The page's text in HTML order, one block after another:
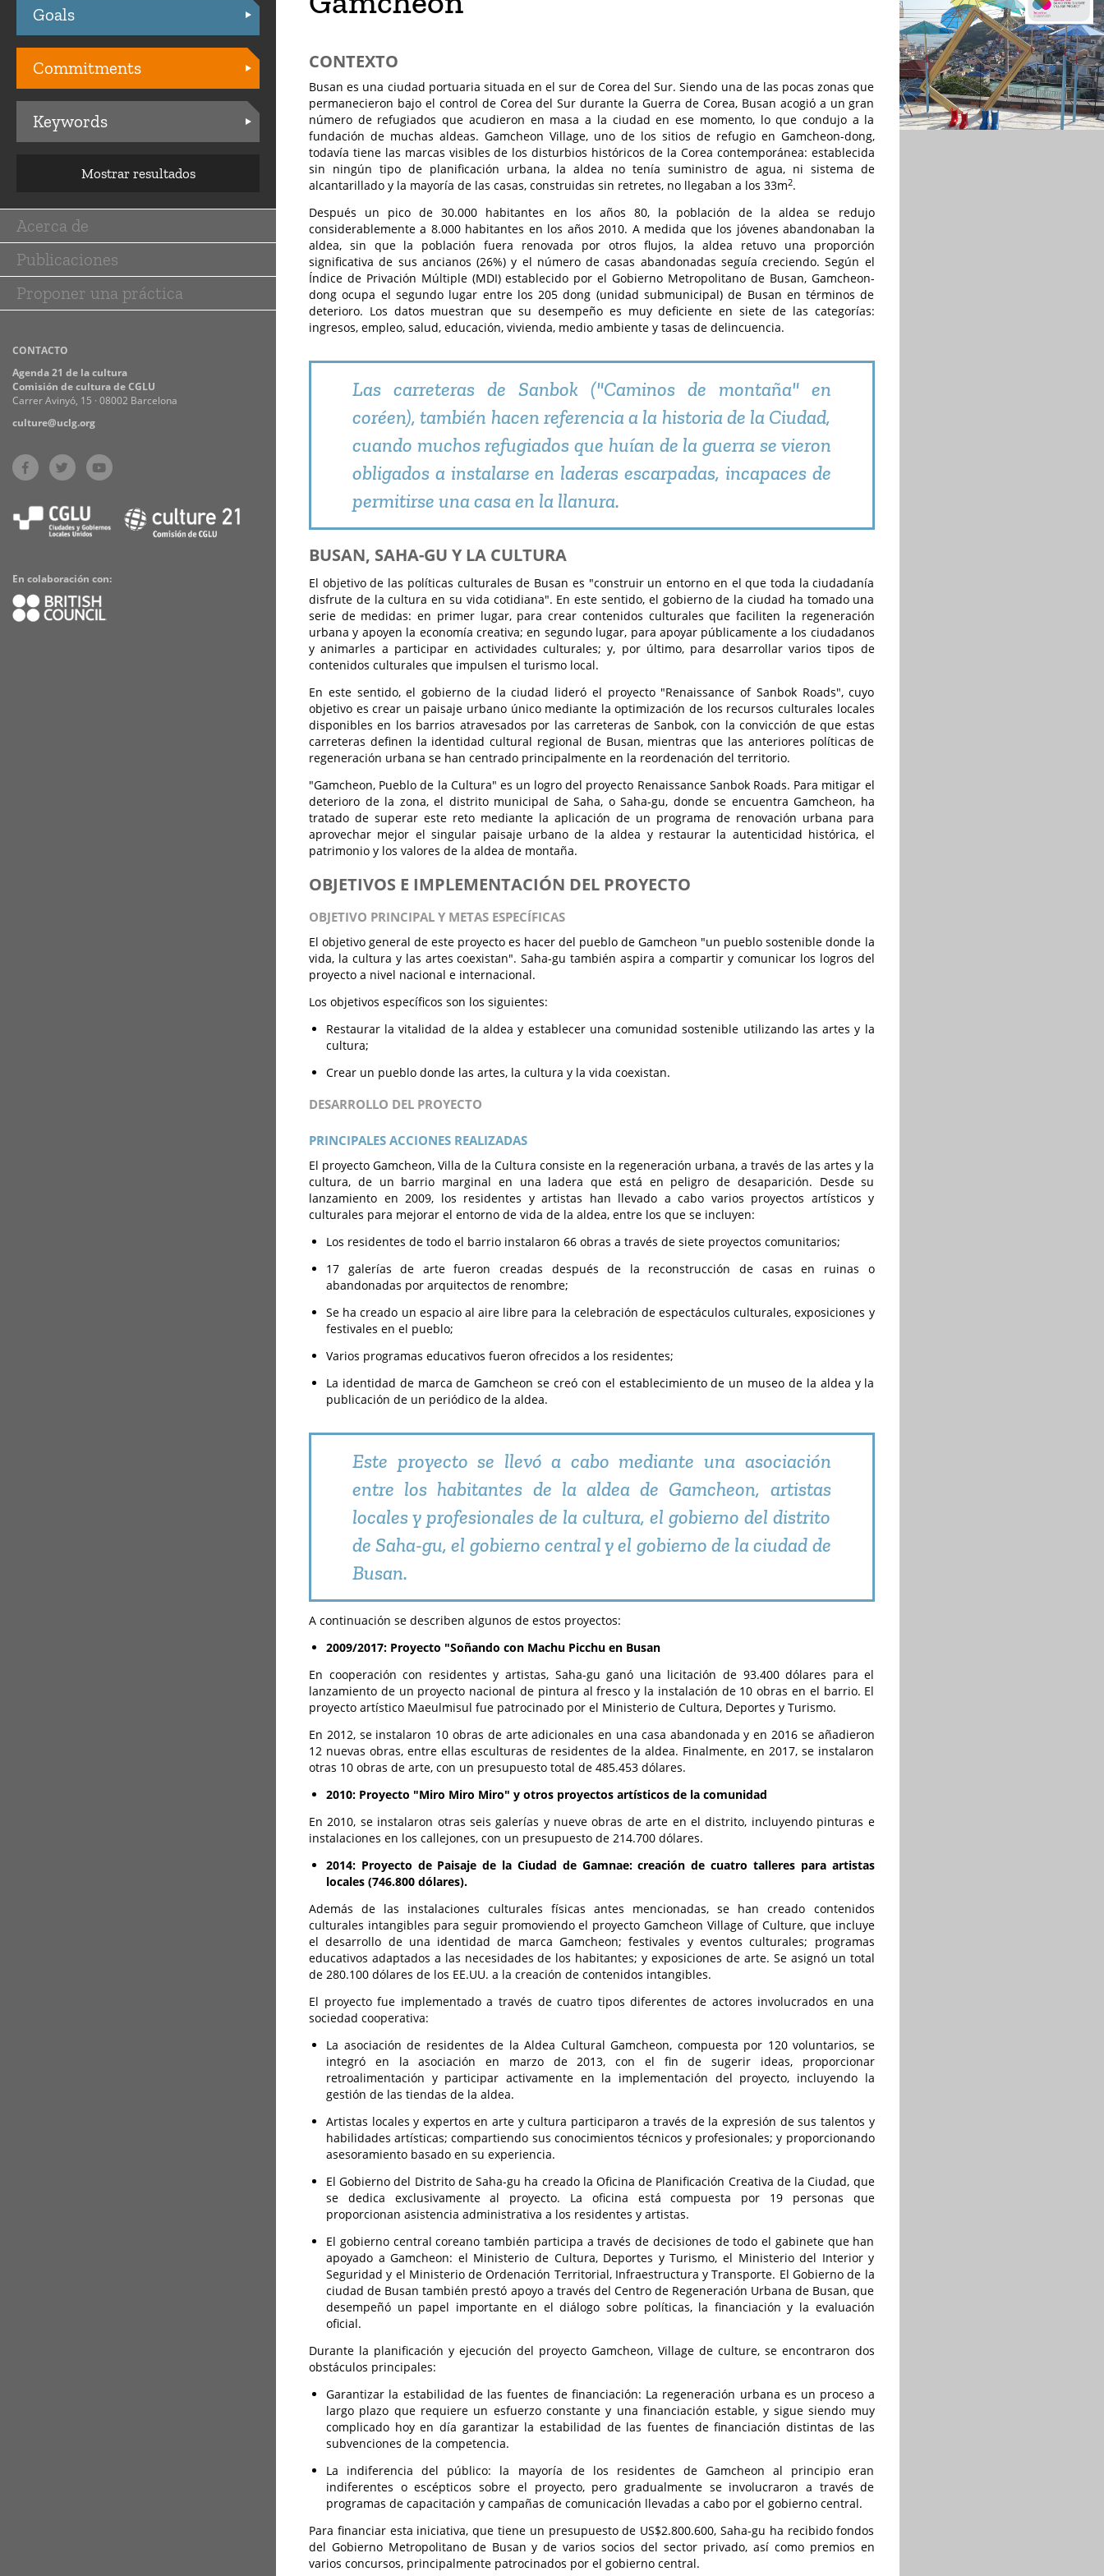
Practices
Goals
Commitments
Keywords
Mostrar resultados
Main
navigation
Acerca de
Publicaciones
Proponer una práctica
CONTACTO
Agenda 21 de la cultura
Comisión de cultura de CGLU
Carrer Avinyó, 15 · 08002 Barcelona
culture@uclg.org
En colaboración con:
CONTEXTO
Busan es una ciudad portuaria situada en el sur de Corea del Sur. Siendo una de las pocas zonas que
permanecieron bajo el control de Corea del Sur durante la Guerra de Corea, Busan acogió a un gran
número de refugiados que acudieron en masa a la ciudad en ese momento, lo que condujo a la
fundación de muchas aldeas. Gamcheon Village, uno de los sitios de refugio en Gamcheon-dong,
todavía tiene las marcas visibles de los disturbios históricos de la Corea contemporánea: establecida
sin ningún tipo de planificación urbana, la aldea no tenía suministro de agua, ni sistema de
alcantarillado y la mayoría de las casas, construidas sin retretes, no llegaban a los 33m2.
Después un pico de 30.000 habitantes en los años 80, la población de la aldea se redujo
considerablemente a 8.000 habitantes en los años 2010. A medida que los jóvenes abandonaban la
aldea, sin que la población fuera renovada por otros flujos, la aldea retuvo una proporción
significativa de sus ancianos (26%) y el número de casas abandonadas seguía creciendo. Según el
Índice de Privación Múltiple (MDI) establecido por el Gobierno Metropolitano de Busan, Gamcheon-
dong ocupa el segundo lugar entre los 205 dong (unidad submunicipal) de Busan en términos de
deterioro. Los datos muestran que su desempeño es muy deficiente en siete de las categorías:
ingresos, empleo, salud, educación, vivienda, medio ambiente y tasas de delincuencia.
Las carreteras de Sanbok ("Caminos de montaña" en
coréen), también hacen referencia a la historia de la Ciudad,
cuando muchos refugiados que huían de la guerra se vieron
obligados a instalarse en laderas escarpadas, incapaces de
permitirse una casa en la llanura.
BUSAN, SAHA-GU Y LA CULTURA
El objetivo de las políticas culturales de Busan es "construir un entorno en el que toda la ciudadanía
disfrute de la cultura en su vida cotidiana". En este sentido, el gobierno de la ciudad ha tomado una
serie de medidas: en primer lugar, para crear contenidos culturales que faciliten la regeneración
urbana y apoyen la economía creativa; en segundo lugar, para apoyar públicamente a los ciudadanos
y animarles a participar en actividades culturales; y, por último, para desarrollar varios tipos de
contenidos culturales que impulsen el turismo local.
En este sentido, el gobierno de la ciudad lideró el proyecto "Renaissance of Sanbok Roads", cuyo
objetivo es crear un paisaje urbano único mediante la optimización de los recursos culturales locales
disponibles en los barrios atravesados por las carreteras de Sanbok, con la convicción de que estas
carreteras definen la identidad cultural regional de Busan, mientras que las anteriores políticas de
regeneración urbana se han centrado principalmente en la reordenación del territorio.
"Gamcheon, Pueblo de la Cultura" es un logro del proyecto Renaissance Sanbok Roads. Para mitigar el
deterioro de la zona, el distrito municipal de Saha, o Saha-gu, donde se encuentra Gamcheon, ha
tratado de superar este reto mediante la aplicación de un programa de renovación urbana para
aprovechar mejor el singular paisaje urbano de la aldea y restaurar la autenticidad histórica, el
patrimonio y los valores de la aldea de montaña.
OBJETIVOS E IMPLEMENTACIÓN DEL PROYECTO
OBJETIVO PRINCIPAL Y METAS ESPECÍFICAS
El objetivo general de este proyecto es hacer del pueblo de Gamcheon "un pueblo sostenible donde la
vida, la cultura y las artes coexistan". Saha-gu también aspira a compartir y comunicar los logros del
proyecto a nivel nacional e internacional.
Los objetivos específicos son los siguientes:
Restaurar la vitalidad de la aldea y establecer una comunidad sostenible utilizando las artes y la
cultura;
Crear un pueblo donde las artes, la cultura y la vida coexistan.
DESARROLLO DEL PROYECTO
PRINCIPALES ACCIONES REALIZADAS
El proyecto Gamcheon, Villa de la Cultura consiste en la regeneración urbana, a través de las artes y la
cultura, de un barrio marginal en una ladera que está en peligro de desaparición. Desde su
lanzamiento en 2009, los residentes y artistas han llevado a cabo varios proyectos artísticos y
culturales para mejorar el entorno de vida de la aldea, entre los que se incluyen:
Los residentes de todo el barrio instalaron 66 obras a través de siete proyectos comunitarios;
17 galerías de arte fueron creadas después de la reconstrucción de casas en ruinas o
abandonadas por arquitectos de renombre;
Se ha creado un espacio al aire libre para la celebración de espectáculos culturales, exposiciones y
festivales en el pueblo;
Varios programas educativos fueron ofrecidos a los residentes;
La identidad de marca de Gamcheon se creó con el establecimiento de un museo de la aldea y la
publicación de un periódico de la aldea.
Este proyecto se llevó a cabo mediante una asociación
entre los habitantes de la aldea de Gamcheon, artistas
locales y profesionales de la cultura, el gobierno del distrito
de Saha-gu, el gobierno central y el gobierno de la ciudad de
Busan.
A continuación se describen algunos de estos proyectos:
2009/2017: Proyecto "Soñando con Machu Picchu en Busan
En cooperación con residentes y artistas, Saha-gu ganó una licitación de 93.400 dólares para el
lanzamiento de un proyecto nacional de pintura al fresco y la instalación de 10 obras en el barrio. El
proyecto artístico Maeulmisul fue patrocinado por el Ministerio de Cultura, Deportes y Turismo.
En 2012, se instalaron 10 obras de arte adicionales en una casa abandonada y en 2016 se añadieron
12 nuevas obras, entre ellas esculturas de residentes de la aldea. Finalmente, en 2017, se instalaron
otras 10 obras de arte, con un presupuesto total de 485.453 dólares.
2010: Proyecto "Miro Miro Miro" y otros proyectos artísticos de la comunidad
En 2010, se instalaron otras seis galerías y nueve obras de arte en el distrito, incluyendo pinturas e
instalaciones en los callejones, con un presupuesto de 214.700 dólares.
2014: Proyecto de Paisaje de la Ciudad de Gamnae: creación de cuatro talleres para artistas
locales (746.800 dólares).
Además de las instalaciones culturales físicas antes mencionadas, se han creado contenidos
culturales intangibles para seguir promoviendo el proyecto Gamcheon Village of Culture, que incluye
el desarrollo de una identidad de marca Gamcheon; festivales y eventos culturales; programas
educativos adaptados a las necesidades de los habitantes; y exposiciones de arte. Se asignó un total
de 280.100 dólares de los EE.UU. a la creación de contenidos intangibles.
El proyecto fue implementado a través de cuatro tipos diferentes de actores involucrados en una
sociedad cooperativa:
La asociación de residentes de la Aldea Cultural Gamcheon, compuesta por 120 voluntarios, se
integró en la asociación en marzo de 2013, con el fin de sugerir ideas, proporcionar
retroalimentación y participar activamente en la implementación del proyecto, incluyendo la
gestión de las tiendas de la aldea.
Artistas locales y expertos en arte y cultura participaron a través de la expresión de sus talentos y
habilidades artísticas; compartiendo sus conocimientos técnicos y profesionales; y proporcionando
asesoramiento basado en su experiencia.
El Gobierno del Distrito de Saha-gu ha creado la Oficina de Planificación Creativa de la Ciudad, que
se dedica exclusivamente al proyecto. La oficina está compuesta por 19 personas que
proporcionan asistencia administrativa a los residentes y artistas.
El gobierno central coreano también participa a través de decisiones de todo el gabinete que han
apoyado a Gamcheon: el Ministerio de Cultura, Deportes y Turismo, el Ministerio del Interior y
Seguridad y el Ministerio de Ordenación Territorial, Infraestructura y Transporte. El Gobierno de la
ciudad de Busan también prestó apoyo a través del Centro de Regeneración Urbana de Busan, que
desempeñó un papel importante en el diálogo sobre políticas, la financiación y la evaluación
oficial.
Durante la planificación y ejecución del proyecto Gamcheon, Village de culture, se encontraron dos
obstáculos principales:
Garantizar la estabilidad de las fuentes de financiación: La regeneración urbana es un proceso a
largo plazo que requiere un esfuerzo constante y una financiación estable, y sigue siendo muy
complicado hoy en día garantizar la estabilidad de las fuentes de financiación distintas de las
subvenciones de la competencia.
La indiferencia del público: la mayoría de los residentes de Gamcheon al principio eran
indiferentes o escépticos sobre el proyecto, pero gradualmente se involucraron a través de
programas de capacitación y campañas de comunicación llevadas a cabo por el gobierno central.
Para financiar esta iniciativa, que tiene un presupuesto de US$2.800.600, Saha-gu ha recibido fondos
del Gobierno Metropolitano de Busan y de varios socios del sector privado, así como premios en
varios concursos, principalmente patrocinados por el gobierno central.